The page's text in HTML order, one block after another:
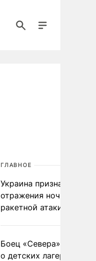
ГЛАВНОЕ
Украина признала
отражения ночной
ракетной атаки
Боец «Севера»
о детских лагерях